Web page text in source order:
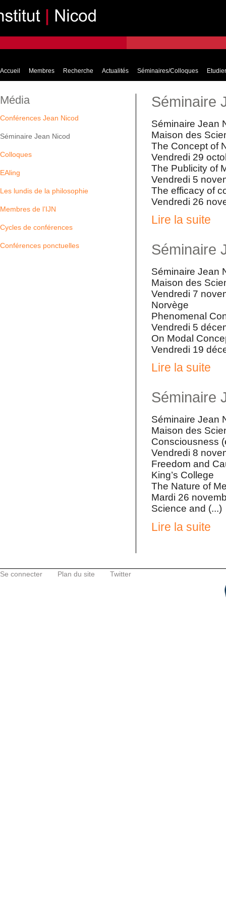
Accueil Membres Recherche Actualités Séminaires/Colloques
Séminaire
Séminaire Jean
Maison des
The Concept of
Vendredi 29
The Publicity of
Vendredi 5
The efficacy of
Vendredi 26
Lire la suite
Séminaire
Séminaire Jean
Maison des
Vendredi 7
Norvège
Phenomenal
Vendredi 5
On Modal
Vendredi 19
Lire la suite
Séminaire
Séminaire Jean
Maison des
Consciousness
Vendredi 8
Freedom and
King’s College
The Nature of
Mardi 26
Science and (...)
Lire la suite
Média
Conférences Jean Nicod
Séminaire Jean Nicod
Colloques
EAling
Les lundis de la philosophie
Membres de l’IJN
Cycles de conférences
Conférences ponctuelles
Se connecter Plan du site Twitter